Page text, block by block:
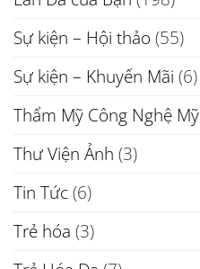
Sự kiện – Hội thảo (55)
Sự kiện – Khuyến Mãi (6)
Thẩm Mỹ Công Nghệ Mỹ
Thư Viện Ảnh (3)
Tin Tức(6)
Trẻ hóa (3)